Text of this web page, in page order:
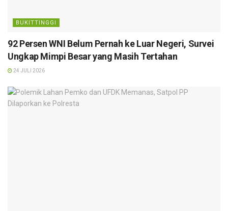
BUKITTINGGI
92 Persen WNI Belum Pernah ke Luar Negeri, Survei
Ungkap Mimpi Besar yang Masih Tertahan
24 JULI 2026